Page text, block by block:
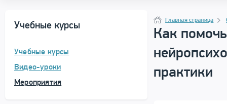
Учебные курсы
Учебные курсы
Видео-уроки
Мероприятия
НавигацияГлавная страница
Как
практики